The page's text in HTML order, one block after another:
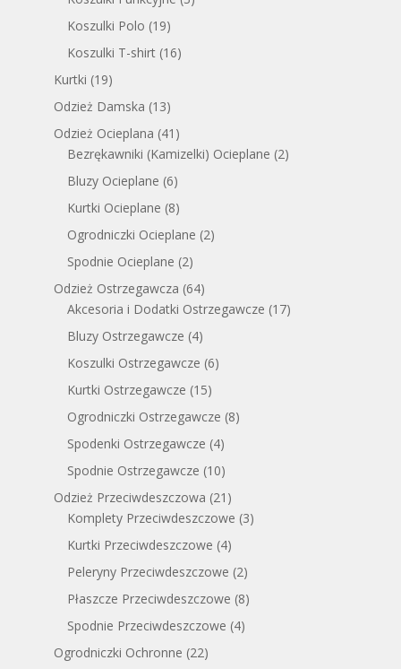
Koszulki Polo (19)
Koszulki T-shirt (16)
Kurtki (19)
Odzież Damska (13)
Odzież Ocieplana (41)
Bezrękawniki (Kamizelki) Ocieplane (2)
Bluzy Ocieplane (6)
Kurtki Ocieplane (8)
Ogrodniczki Ocieplane (2)
Spodnie Ocieplane (2)
Odzież Ostrzegawcza (64)
Akcesoria i Dodatki Ostrzegawcze (17)
Bluzy Ostrzegawcze (4)
Koszulki Ostrzegawcze (6)
Kurtki Ostrzegawcze (15)
Ogrodniczki Ostrzegawcze (8)
Spodenki Ostrzegawcze (4)
Spodnie Ostrzegawcze (10)
Odzież Przeciwdeszczowa (21)
Komplety Przeciwdeszczowe (3)
Kurtki Przeciwdeszczowe (4)
Peleryny Przeciwdeszczowe (2)
Płaszcze Przeciwdeszczowe (8)
Spodnie Przeciwdeszczowe (4)
Ogrodniczki Ochronne (22)